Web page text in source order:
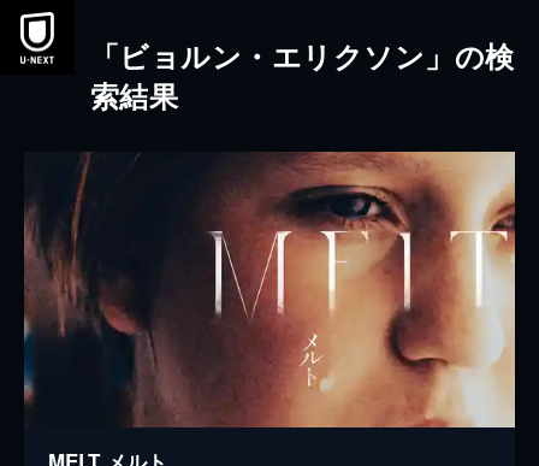
本文へスキップ
「ビョルン・エリクソン」の検
索結果